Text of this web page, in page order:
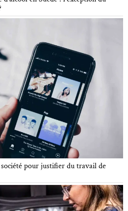
pour justifier du travail de